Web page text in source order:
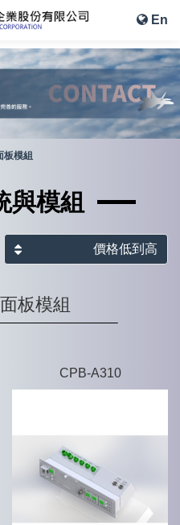
En
板模組
與模組
價格低到高
板模組
CPB-A310